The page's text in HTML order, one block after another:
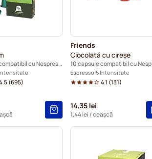
10 capsule compatibil cu Nespresso®
(695)
Friends
Ciocolată cu cireșe
Espresso 5 Intensitate
4.1 (131)
14,35 lei
1,44 lei / ceașcă